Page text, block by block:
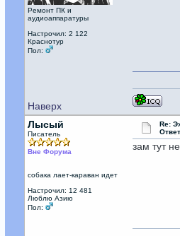
Ремонт ПК и
аудиоаппаратуры
Настрочил: 2 122
Краснотур
Пол:
Наверх
Лысый
Писатель
Вне Форума
собака лает-караван идет
Настрочил: 12 481
Люблю Азию
Пол:
Re:
зам тут